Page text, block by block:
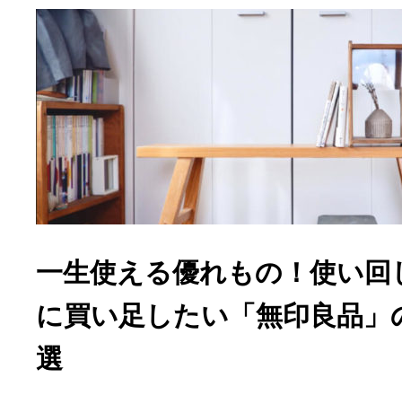
一生使える優れもの！使い
に買い足したい「無印良品
選